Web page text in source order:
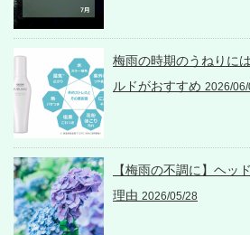
梅雨の時期のうねりに
ルドがおすすめ 2026/06/
【梅雨の不調に】ヘッ
理由 2026/05/28